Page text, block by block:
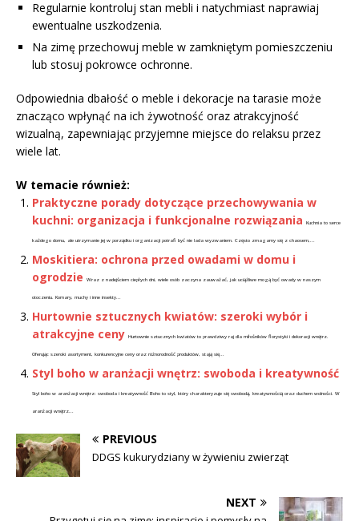
Regularnie kontroluj stan mebli i natychmiast naprawiaj
ewentualne uszkodzenia.
Na zimę przechowuj meble w zamkniętym pomieszczeniu
lub stosuj pokrowce ochronne.
Odpowiednia dbałość o meble i dekoracje na tarasie może
znacząco wpłynąć na ich żywotność oraz atrakcyjność
wizualną, zapewniając przyjemne miejsce do relaksu przez
wiele lat.
W temacie również:
Praktyczne porady dotyczące przechowywania w
kuchni: organizacja i funkcjonalne rozwiązania
Kuchnia to serce
każdego domu, ale utrzymanie jej w porządku i organizacji potrafi być nie lada wyzwaniem. Często zmagamy się z chaosem,...
Moskitiera: ochrona przed owadami w domu i
ogrodzie
Wraz z nadejściem ciepłych dni, wiele osób zaczyna zauważać, jak uciążliwe mogą być owady w naszym
otoczeniu. Komary, muchy i inne insekty...
Hurtownie sztucznych kwiatów: szeroki wybór i
atrakcyjne ceny Hurtownie sztucznych kwiatów to prawdziwy raj dla miłośników florystyki i dekoracji wnętrz.
Oferując szeroki asortyment, konkurencyjne ceny oraz różnorodność produktów, stają się...
Styl boho w aranżacji wnętrz: swoboda i kreatywność
Styl boho w aranżacji wnętrz: swoboda i kreatywność Boho to styl, który charakteryzuje się swobodą, kreatywnością oraz duchem wolności. W
aranżacji wnętrz...
PREVIOUS
DDGS kukurydziany w żywieniu zwierząt
NEXT